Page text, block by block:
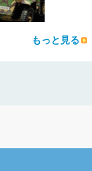
もっと見る